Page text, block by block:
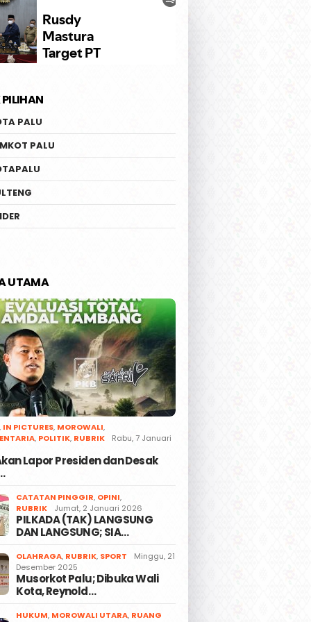
PALU
PALU
UTAMA
, IN PICTURES, MOROWALI,
, POLITIK, RUBRIK Rabu, 7 Januari
Lapor Presiden dan Desak
CATATAN PINGGIR, OPINI,
RUBRIK
Jumat, 2 Januari 2026
PILKADA (TAK) LANGSUNG
DAN LANGSUNG; SIA…
OLAHRAGA, RUBRIK, SPORT
Minggu, 21
Desember 2025
Musorkot Palu; Dibuka Wali
Kota, Reynold…
HUKUM, MOROWALI UTARA, RUANG